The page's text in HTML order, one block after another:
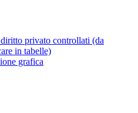
privato controllati (da
in tabelle)
grafica